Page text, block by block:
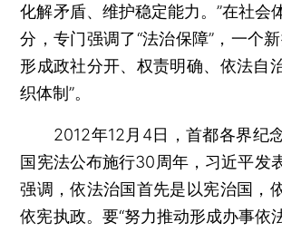
化解矛盾、维护稳定能力。”在社会
分，专门强调了“法治保障”，一个
形成政社分开、权责明确、依法自
织体制”。
2012年12月4日，首都各界纪
国宪法公布施行30周年，习近平发
强调，依法治国首先是以宪治国，
依宪执政。要“努力推动形成办事依